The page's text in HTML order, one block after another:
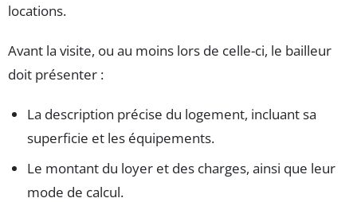
locations.
Avant la visite, ou au moins lors de celle-ci, le bailleur
doit présenter :
La description précise du logement, incluant sa
superficie et les équipements.
Le montant du loyer et des charges, ainsi que leur
mode de calcul.